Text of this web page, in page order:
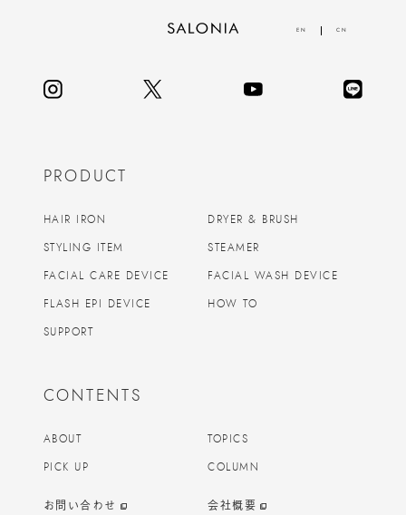
EN CN
PRODUCT
HAIR IRON DRYER & BRUSH
STYLING ITEM STEAMER
FACIAL CARE DEVICE FACIAL WASH DEVICE
FLASH EPI DEVICE
SUPPORT
HOW TO
CONTENTS
ABOUT TOPICS
PICK UP COLUMN
会社概要
お問い合わせ